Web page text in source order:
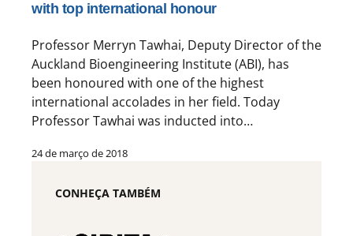
with top international honour
Professor Merryn Tawhai, Deputy Director of the
Auckland Bioengineering Institute (ABI), has
been honoured with one of the highest
international accolades in her field. Today
Professor Tawhai was inducted into…
24 de março de 2018
CONHEÇA TAMBÉM